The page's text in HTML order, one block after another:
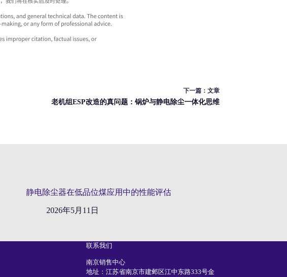
下一篇： 文章
老机组ESP改造的真问题：锅炉与静电除尘一体化思维
静电除尘器在低品位煤应用中的性能评估
2026年5月11日
联系我们
南京销售中心
地址：江苏省南京市建邺区江中东路333号金